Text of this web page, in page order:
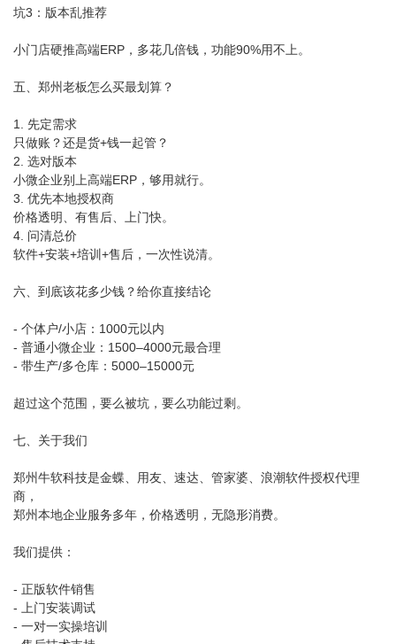
坑3：版本乱推荐
小门店硬推高端ERP，多花几倍钱，功能90%用不上。
五、郑州老板怎么买最划算？
1. 先定需求
只做账？还是货+钱一起管？
2. 选对版本
小微企业别上高端ERP，够用就行。
3. 优先本地授权商
价格透明、有售后、上门快。
4. 问清总价
软件+安装+培训+售后，一次性说清。
六、到底该花多少钱？给你直接结论
- 个体户/小店：1000元以内
- 普通小微企业：1500–4000元最合理
- 带生产/多仓库：5000–15000元
超过这个范围，要么被坑，要么功能过剩。
七、关于我们
郑州牛软科技是金蝶、用友、速达、管家婆、浪潮软件授权代理
商，
郑州本地企业服务多年，价格透明，无隐形消费。
我们提供：
- 正版软件销售
- 上门安装调试
- 一对一实操培训